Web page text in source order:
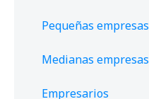
Pequeñas empresas
Medianas empresas
Empresarios